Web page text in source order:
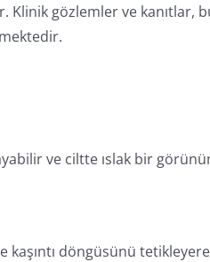
Klinik gözlemler ve kanıtlar,
ve ciltte ıslak bir
kaşıntı döngüsünü